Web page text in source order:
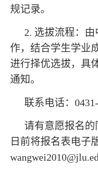
规记录。
2. 选拔流程：
作，结合学生学业
进行择优选拔，具
通知。
联系电话：
请有意愿报名的
日前将报名表电子